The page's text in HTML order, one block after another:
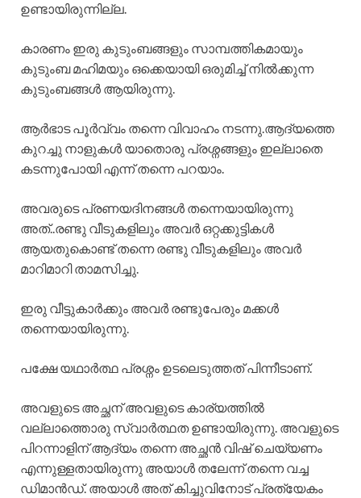
ഉണ്ടായിരുന്നില്ല.
കാരണം ഇരു കുടുംബങ്ങളും സാമ്പത്തികമായും
കുടുംബ മഹിമയും ഒക്കെയായി ഒരുമിച്ച് നിൽക്കുന്ന
കുടുംബങ്ങൾ ആയിരുന്നു.
ആർഭാട പൂർവ്വം തന്നെ വിവാഹം നടന്നു.ആദ്യത്തെ
കുറച്ചു നാളുകൾ യാതൊരു പ്രശ്നങ്ങളും ഇല്ലാതെ
കടന്നുപോയി എന്ന് തന്നെ പറയാം.
അവരുടെ പ്രണയദിനങ്ങൾ തന്നെയായിരുന്നു
അത്..രണ്ടു വീടുകളിലും അവർ ഒറ്റക്കുട്ടികൾ
ആയതുകൊണ്ട് തന്നെ രണ്ടു വീടുകളിലും അവർ
മാറിമാറി താമസിച്ചു.
ഇരു വീട്ടുകാർക്കും അവർ രണ്ടുപേരും മക്കൾ
തന്നെയായിരുന്നു.
പക്ഷേ യഥാർത്ഥ പ്രശ്നം ഉടലെടുത്തത് പിന്നീടാണ്.
അവളുടെ അച്ഛന് അവളുടെ കാര്യത്തിൽ
വല്ലാത്തൊരു സ്വാർത്ഥത ഉണ്ടായിരുന്നു. അവളുടെ
പിറന്നാളിന് ആദ്യം തന്നെ അച്ഛൻ വിഷ് ചെയ്യണം
എന്നുള്ളതായിരുന്നു അയാൾ തലേന്ന് തന്നെ വച്ച
ഡിമാൻഡ്. അയാൾ അത് കിച്ചുവിനോട് പ്രത്യേകം